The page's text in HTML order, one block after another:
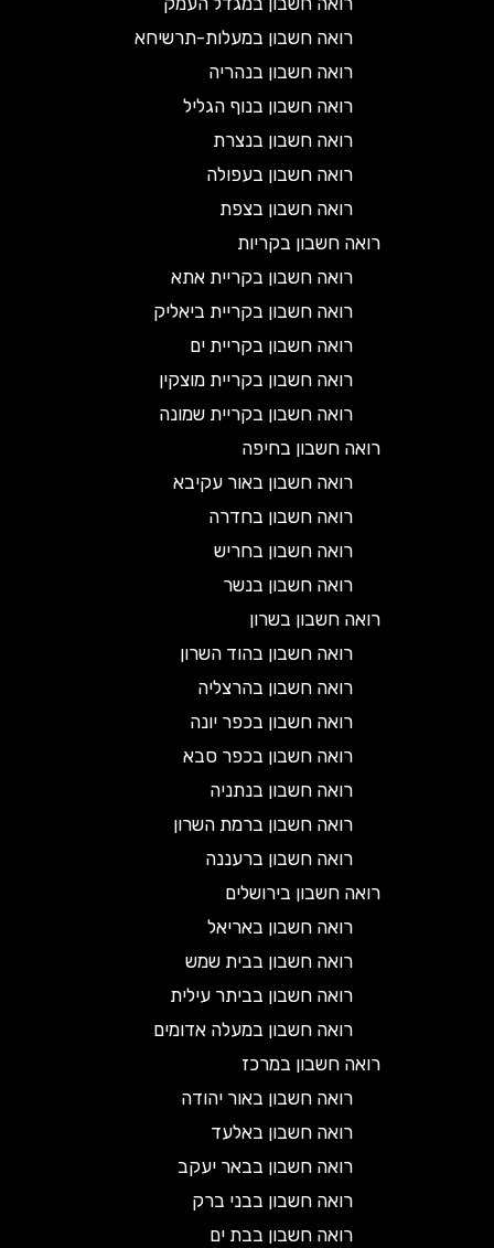
רואה חשבון במעלות-תרשיחא
רואה חשבון בנהריה
רואה חשבון בנוף הגליל
רואה חשבון בנצרת
רואה חשבון בעפולה
רואה חשבון בצפת
רואה חשבון בקריות
רואה חשבון בקריית אתא
רואה חשבון בקריית ביאליק
רואה חשבון בקריית ים
רואה חשבון בקריית מוצקין
רואה חשבון בקריית שמונה
רואה חשבון בחיפה
רואה חשבון באור עקיבא
רואה חשבון בחדרה
רואה חשבון בחריש
רואה חשבון בנשר
רואה חשבון בשרון
רואה חשבון בהוד השרון
רואה חשבון בהרצליה
רואה חשבון בכפר יונה
רואה חשבון בכפר סבא
רואה חשבון בנתניה
רואה חשבון ברמת השרון
רואה חשבון ברעננה
רואה חשבון בירושלים
רואה חשבון באריאל
רואה חשבון בבית שמש
רואה חשבון בביתר עילית
רואה חשבון במעלה אדומים
רואה חשבון במרכז
רואה חשבון באור יהודה
רואה חשבון באלעד
רואה חשבון בבאר יעקב
רואה חשבון בבני ברק
רואה חשבון בבת ים